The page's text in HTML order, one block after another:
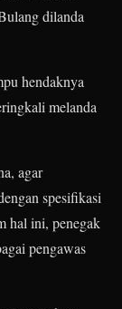
dilanda
hendaknya
melanda
agar
spesifikasi
hal ini, penegak
pengawas